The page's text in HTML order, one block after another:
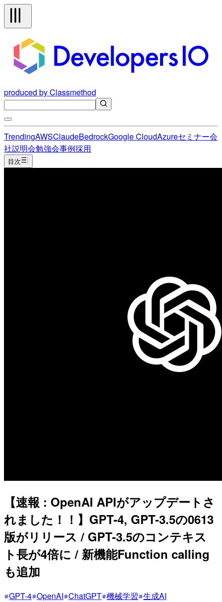
produced by Classmethod
TrendingAWSClaudeBedrockGoogle CloudAzureセミナー会
社説明会勉強会事例採用
目次
【速報 : OpenAI APIがアップデートさ
れました！！】GPT-4, GPT-3.5の0613
版がリリース / GPT-3.5のコンテキス
ト長が4倍に / 新機能Function calling
も追加
GPT-4 OpenAI ChatGPT 機械学習 生成AI